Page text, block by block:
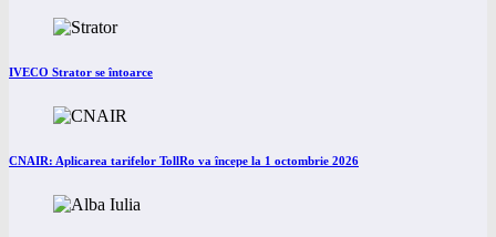
IVECO Strator se întoarce
CNAIR: Aplicarea tarifelor TollRo va începe la 1 octombrie 2026